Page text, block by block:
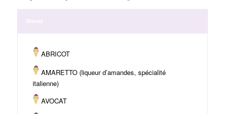
ABRICOT
AMARETTO (liqueur d’amandes, spécialité
italienne)
AVOCAT